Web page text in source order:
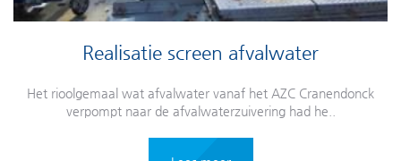
Realisatie screen afvalwater
Het rioolgemaal wat afvalwater vanaf het AZC Cranendonck
verpompt naar de afvalwaterzuivering had he..